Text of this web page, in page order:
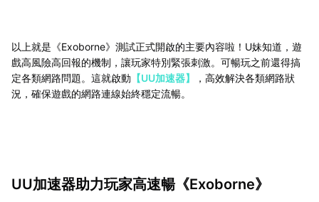
以上就是《Exoborne》測試正式開啟的主要內容啦！U妹知道，遊
戲高風險高回報的機制，讓玩家特別緊張刺激。可暢玩之前還得搞
定各類網路問題。這就啟動 【UU加速器】
，高效解決各類網路狀
況，確保遊戲的網路連線始終穩定流暢。
UU加速器助力玩家高速暢《Exoborne》